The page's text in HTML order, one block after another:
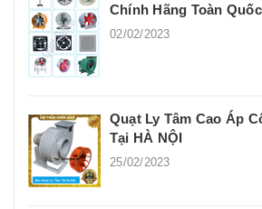
Chính Hãng Toàn Quốc
02/02/2023
Quạt Ly Tâm Cao Áp
Tại HÀ NỘI
25/02/2023